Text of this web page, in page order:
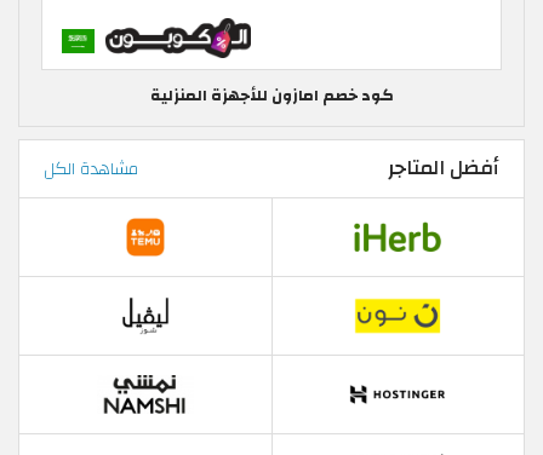
كود خصم امازون للأجهزة المنزلية
أفضل المتاجر مشاهدة الكل